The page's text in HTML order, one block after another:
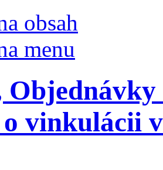
obsah
menu
vinkulácii